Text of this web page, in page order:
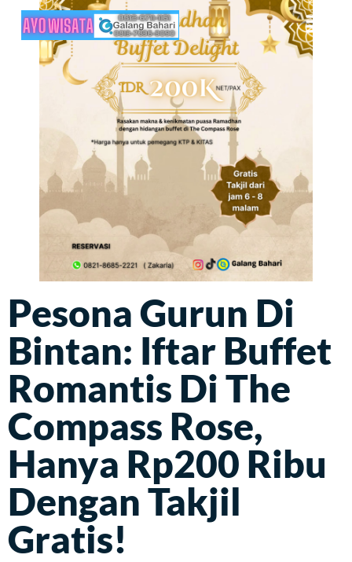
Pesona Gurun Di
Bintan: Iftar Buffet
Romantis Di The
Compass Rose,
Hanya Rp200 Ribu
Dengan Takjil
Gratis!